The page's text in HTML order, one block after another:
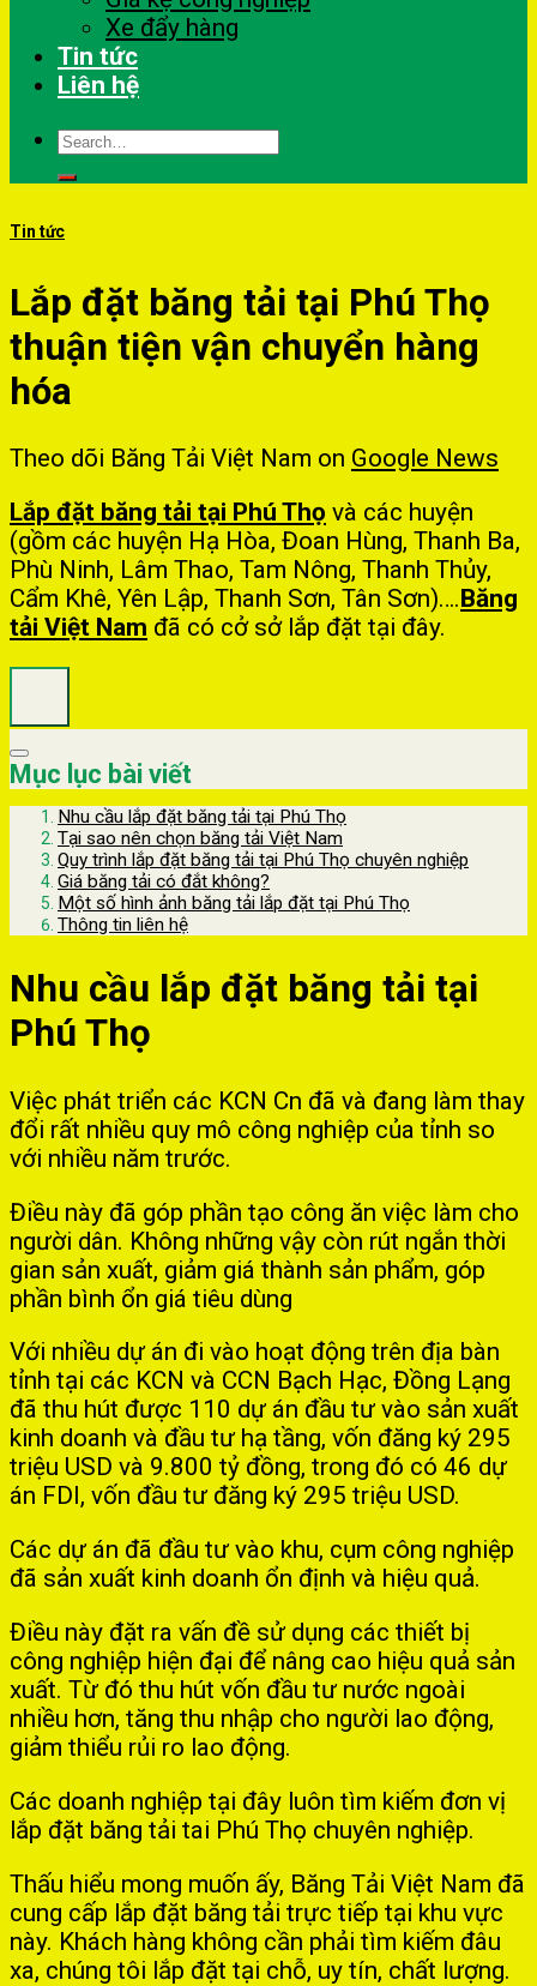
Xe đẩy hàng
Tin tức
Liên hệ
Search
Tin tức
Lắp đặt băng tải tại Phú Thọ
thuận tiện vận chuyển hàng
hóa
Theo dõi Băng Tải Việt Nam on Google News
Lắp đặt băng tải tại Phú Thọ và các huyện
(gồm các huyện Hạ Hòa, Đoan Hùng, Thanh Ba,
Phù Ninh, Lâm Thao, Tam Nông, Thanh Thủy,
Cẩm Khê, Yên Lập, Thanh Sơn, Tân Sơn)….Băng
tải Việt Nam đã có cở sở lắp đặt tại đây.
Mục lục bài viết
Nhu cầu lắp đặt băng tải tại Phú Thọ
Tại sao nên chọn băng tải Việt Nam
Quy trình lắp đặt băng tải tại Phú Thọ chuyên nghiệp
Giá băng tải có đắt không?
Một số hình ảnh băng tải lắp đặt tại Phú Thọ
Thông tin liên hệ
Nhu cầu lắp đặt băng tải tại
Phú Thọ
Việc phát triển các KCN Cn đã và đang làm thay
đổi rất nhiều quy mô công nghiệp của tỉnh so
với nhiều năm trước.
Điều này đã góp phần tạo công ăn việc làm cho
người dân. Không những vậy còn rút ngắn thời
gian sản xuất, giảm giá thành sản phẩm, góp
phần bình ổn giá tiêu dùng
Với nhiều dự án đi vào hoạt động trên địa bàn
tỉnh tại các KCN và CCN Bạch Hạc, Đồng Lạng
đã thu hút được 110 dự án đầu tư vào sản xuất
kinh doanh và đầu tư hạ tầng, vốn đăng ký 295
triệu USD và 9.800 tỷ đồng, trong đó có 46 dự
án FDI, vốn đầu tư đăng ký 295 triệu USD.
Các dự án đã đầu tư vào khu, cụm công nghiệp
đã sản xuất kinh doanh ổn định và hiệu quả.
Điều này đặt ra vấn đề sử dụng các thiết bị
công nghiệp hiện đại để nâng cao hiệu quả sản
xuất. Từ đó thu hút vốn đầu tư nước ngoài
nhiều hơn, tăng thu nhập cho người lao động,
giảm thiểu rủi ro lao động.
Các doanh nghiệp tại đây luôn tìm kiếm đơn vị
lắp đặt băng tải tai Phú Thọ chuyên nghiệp.
Thấu hiểu mong muốn ấy, Băng Tải Việt Nam đã
cung cấp lắp đặt băng tải trực tiếp tại khu vực
này. Khách hàng không cần phải tìm kiếm đâu
xa, chúng tôi lắp đặt tại chỗ, uy tín, chất lượng.